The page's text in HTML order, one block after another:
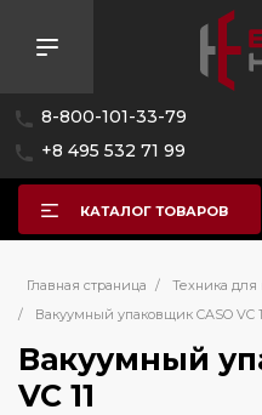
8-800-101-33-79
+8 495 532 71 99
КАТАЛОГ ТОВАРОВ
Главная страница / Техника для
/
Вакуумный упаковщик CASO VC
Вакуумный
VC 11